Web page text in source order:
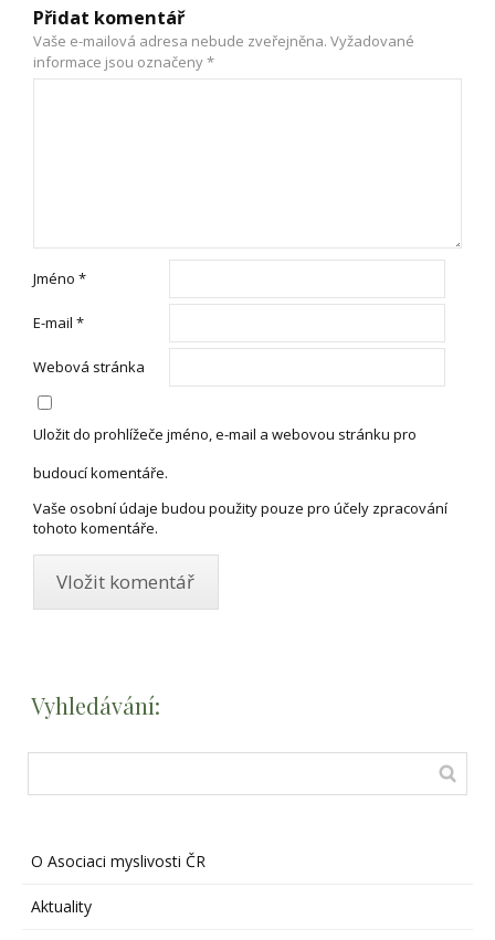
Přidat komentář
Vaše e-mailová adresa nebude zveřejněna. Vyžadované
informace jsou označeny*
Jméno *
E-mail *
Webová stránka
Uložit do prohlížeče jméno, e-mail a webovou stránku pro
budoucí komentáře.
Vaše osobní údaje budou použity pouze pro účely zpracování
tohoto komentáře.
Vyhledávání:
O Asociaci myslivosti ČR
Aktuality